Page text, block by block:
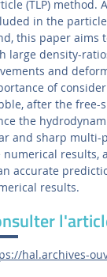
(TLP) method.
in the
this paper aims
large density-
and
of
after the free-
the
and sharp multi-
numerical results,
accurate
results.
hal.archives-